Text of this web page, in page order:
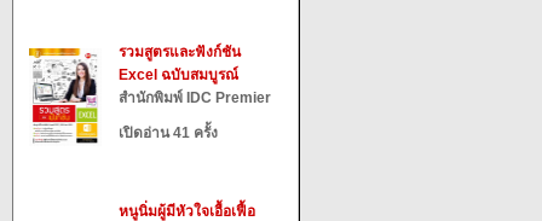
รวมสูตรและฟังก์ชัน
Excel ฉบับสมบูรณ์
สำนักพิมพ์ IDC Premier
เปิดอ่าน 41 ครั้ง
หนูนิ่มผู้มีหัวใจเอื้อเฟื้อ